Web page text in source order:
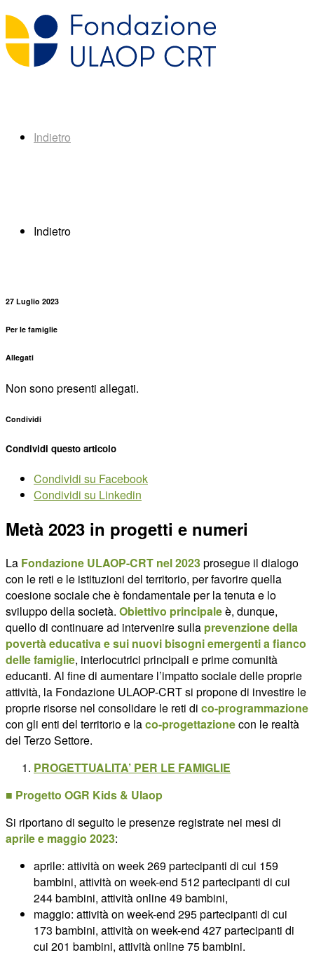
Indietro
Indietro
27 Luglio 2023
Per le famiglie
Allegati
Non sono presenti allegati.
Condividi
Condividi questo articolo
Condividi su Facebook
Condividi su Linkedin
Metà 2023 in progetti e numeri
La Fondazione ULAOP-CRT nel 2023prosegue il dialogo
con le reti e le istituzioni del territorio, per favorire quella
coesione sociale che è fondamentale per la tenuta e lo
sviluppo della società. Obiettivo principaleè, dunque,
quello di continuare ad intervenire sulla prevenzione della
povertà educativa e sui nuovi bisogni emergenti a fianco
delle famiglie, interlocutrici principali e prime comunità
educanti. Al fine di aumentare l’impatto sociale delle proprie
attività, la Fondazione ULAOP-CRT si propone di investire le
proprie risorse nel consolidare le reti di co-programmazione
con gli enti del territorio e laco-progettazionecon le realtà
del Terzo Settore.
PROGETTUALITA’ PER LE FAMIGLIE
■ Progetto OGR Kids & Ulaop
Si riportano di seguito le presenze registrate nei mesi di
aprile e maggio 2023:
aprile: attività on week 269 partecipanti di cui 159
bambini, attività on week-end 512 partecipanti di cui
244 bambini, attività online 49 bambini,
maggio: attività on week-end 295 partecipanti di cui
173 bambini, attività on week-end 427 partecipanti di
cui 201 bambini, attività online 75 bambini.